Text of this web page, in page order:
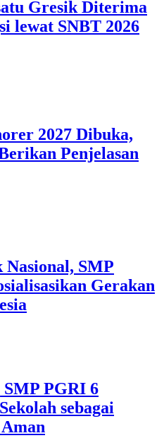
Gresik Diterima
lewat SNBT 2026
2027 Dibuka,
Penjelasan
SMP
Gerakan
SMP PGRI 6
sebagai